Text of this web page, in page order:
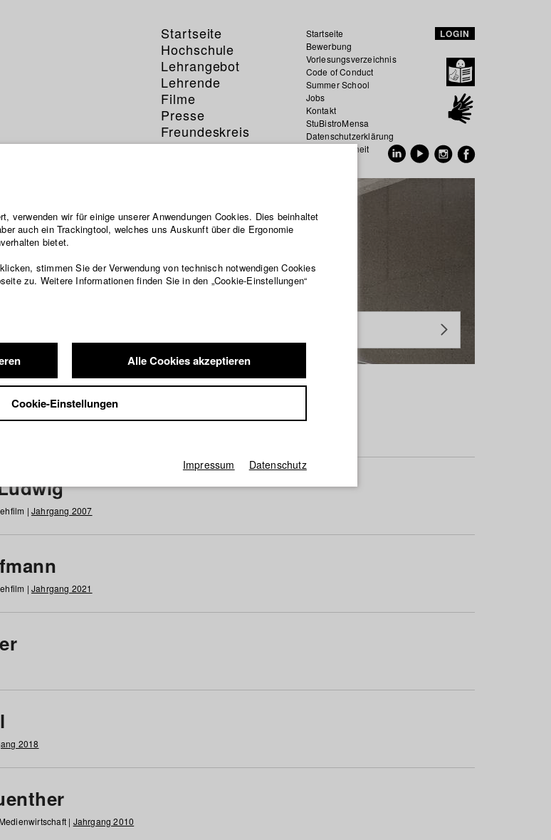
Startseite
Hochschule
Lehrangebot
Lehrende
Filme
Presse
Freundeskreis
Service
Startseite
Bewerbung
Vorlesungsverzeichnis
Code of Conduct
Summer School
Jobs
Kontakt
StuBistroMensa
Datenschutzerklärung
Datensicherheit
LOGIN
n o p q r s t u v w x y z Alle
| Jahrgang 2007
| Jahrgang 2021
2018
| Jahrgang 2010
verwenden wir für einige unserer Anwendungen Cookies. Dies beinhaltet
auch ein Trackingtool, welches uns Auskunft über die Ergonomie
bietet.
stimmen Sie der Verwendung von technisch notwendigen Cookies
zu. Weitere Informationen finden Sie in den „Cookie-Einstellungen“
Alle Cookies akzeptieren
Cookie-Einstellungen
Impressum Datenschutz